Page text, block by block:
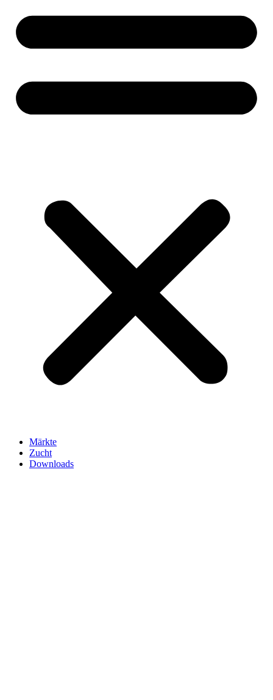
Märkte
Zucht
Downloads